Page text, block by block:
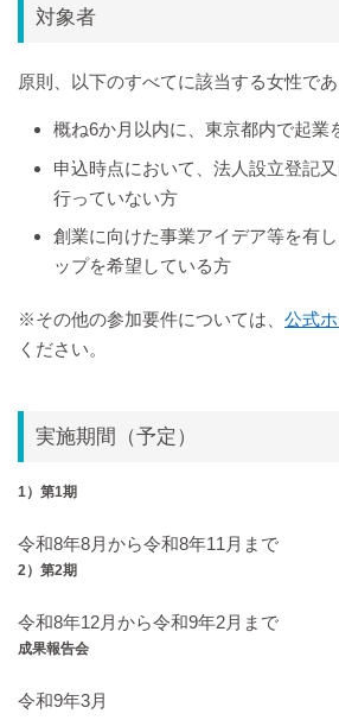
対象者
原則、以下のすべてに該当する女性であ
概ね6か月以内に、東京都内で起業
申込時点において、法人設立登記
行っていない方
創業に向けた事業アイデア等を有
ップを希望している方
※その他の参加要件については、 公式
ください。
実施期間（予定）
1）第1期
令和8年8月から令和8年11月まで
2）第2期
令和8年12月から令和9年2月まで
成果報告会
令和9年3月